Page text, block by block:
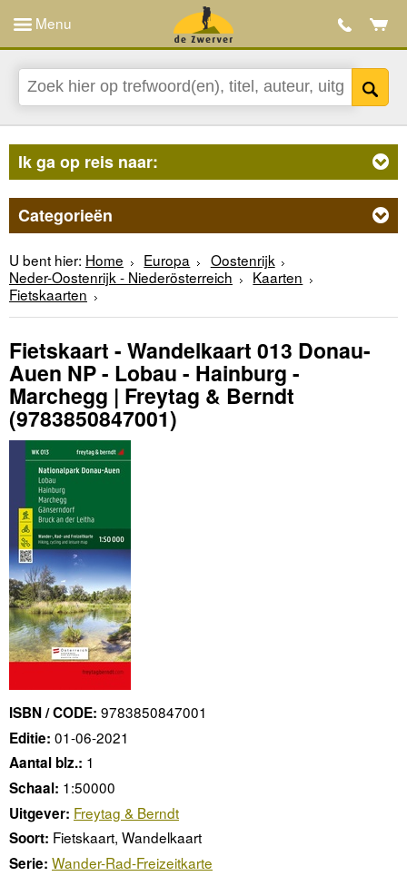
Menu
Ik ga op reis naar:
Categorieën
U bent hier: Home Europa
Oostenrijk
Neder-Oostenrijk - Niederösterreich
Kaarten
Fietskaarten
Fietskaart - Wandelkaart 013 Donau-
Auen NP - Lobau - Hainburg -
Marchegg | Freytag & Berndt
(9783850847001)
ISBN / CODE: 9783850847001
Editie: 01-06-2021
Aantal blz.: 1
Schaal: 1:50000
Uitgever: Freytag & Berndt
Soort: Fietskaart, Wandelkaart
Serie: Wander-Rad-Freizeitkarte